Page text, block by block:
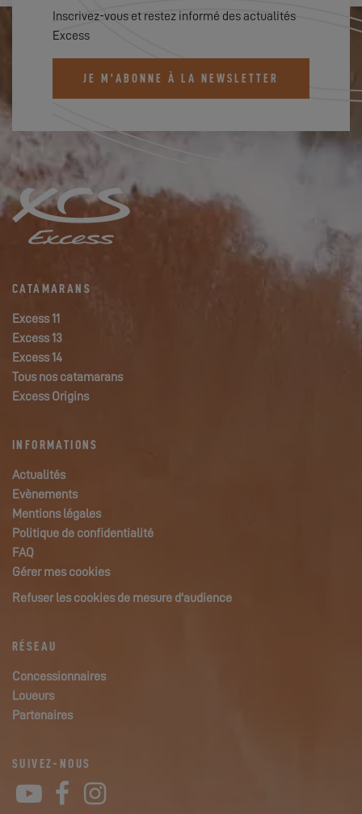
Inscrivez-vous et restez informé des actualités
Excess
JE M'ABONNE À LA NEWSLETTER
CATAMARANS
Excess 11
Excess 13
Excess 14
Tous nos catamarans
Excess Origins
INFORMATIONS
Actualités
Evènements
Mentions légales
Politique de confidentialité
FAQ
Gérer mes cookies
Refuser les cookies de mesure d'audience
RÉSEAU
Concessionnaires
Loueurs
Partenaires
SUIVEZ-NOUS
YouTube
Facebook
Instagram